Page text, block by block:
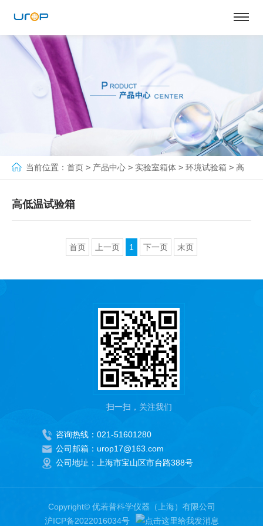
当前位置： 首页 > 产品中心 > 实验室箱体 > 环境试验箱 > 高
高低温试验箱
首页 上一页 1 下一页 末页
扫一扫，关注我们
咨询热线：021-51601280
公司邮箱：urop17@163.com
公司地址：上海市宝山区市台路388号
Copyright© 优若普科学仪器（上海）有限公司
沪ICP备2022016034号